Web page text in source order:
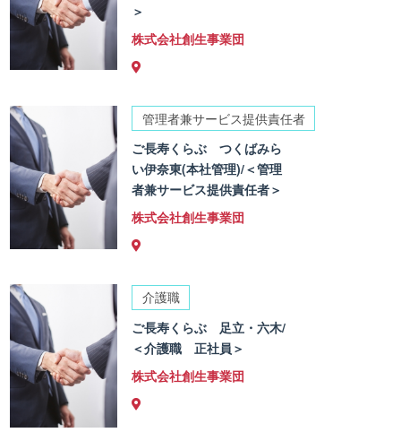
＞
株式会社創生事業団
管理者兼サービス提供責任者
ご長寿くらぶ つくばみら
い伊奈東(本社管理)/＜管理
者兼サービス提供責任者＞
株式会社創生事業団
介護職
ご長寿くらぶ 足立・六木/
＜介護職 正社員＞
株式会社創生事業団